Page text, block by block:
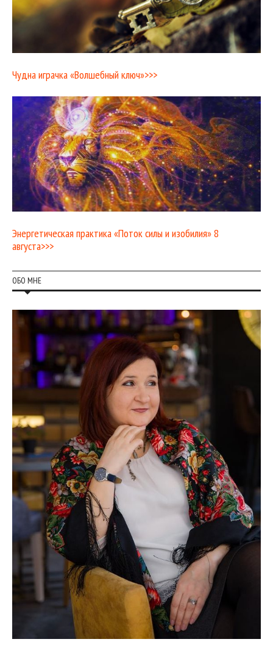
Чудна играчка «Волшебный ключ»>>>
Энергетическая практика «Поток силы и изобилия» 8
августа>>>
ОБО МНЕ